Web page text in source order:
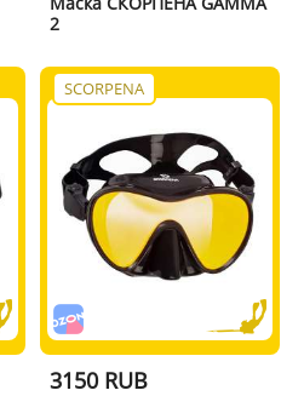
2
SCORPENA
3150 RUB